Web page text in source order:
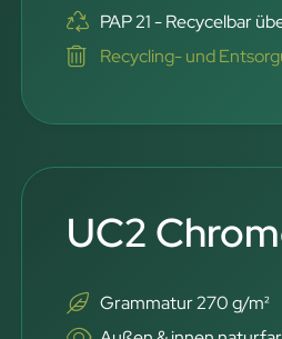
PAP 21 - Recycelbar
Recycling- und
UC2
Grammatur 270 g/m²